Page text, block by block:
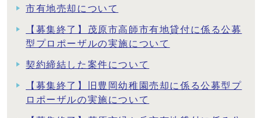
市有地売却について
【募集終了】茂原市高師市有地貸付に係る公募
型プロポーザルの実施について
契約締結した案件について
【募集終了】旧豊岡幼稚園売却に係る公募型プ
ロポーザルの実施について